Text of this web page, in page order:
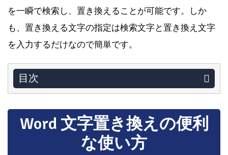
を一瞬で検索し、置き換えることが可能です。しか
も、置き換える文字の指定は検索文字と置き換え文字
を入力するだけなので簡単です。
目次
Word 文字置き換えの便利
な使い方